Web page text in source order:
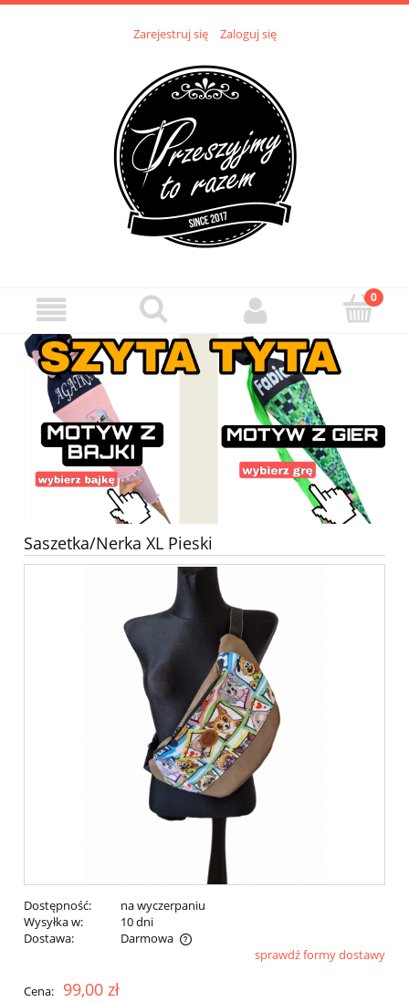
Zarejestruj się Zaloguj się
Saszetka/Nerka XL Pieski
Dostępność:
na wyczerpaniu
Wysyłka w:
10 dni
Dostawa:
Darmowa
Cena nie zawiera ewentualnych kosztów płatnościsprawdź formy dostawy
Cena: 99,00 zł